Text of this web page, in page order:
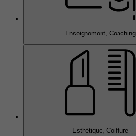
Enseignement, Coaching
Esthétique, Coiffure